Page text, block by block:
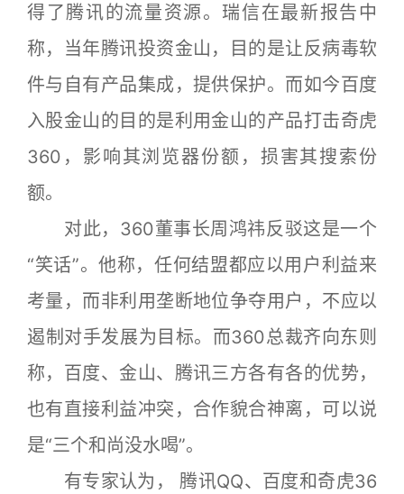
得了腾讯的流量资源。瑞信在最新报告中
称，当年腾讯投资金山，目的是让反病毒软
件与自有产品集成，提供保护。而如今百度
入股金山的目的是利用金山的产品打击奇虎
360，影响其浏览器份额，损害其搜索份
额。
对此，360董事长周鸿祎反驳这是一个
“笑话”。他称，任何结盟都应以用户利益来
考量，而非利用垄断地位争夺用户，不应以
遏制对手发展为目标。而360总裁齐向东则
称，百度、金山、腾讯三方各有各的优势，
也有直接利益冲突，合作貌合神离，可以说
是“三个和尚没水喝”。
有专家认为， 腾讯QQ、百度和奇虎36